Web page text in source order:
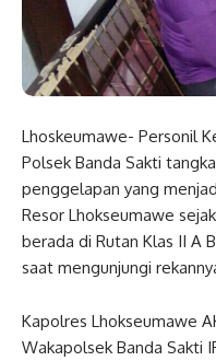
Lhoskeumawe- Personil
Polsek Banda Sakti
penggelapan yang
Resor Lhokseumawe
berada di Rutan Klas II A
saat mengunjungi
Kapolres Lhokseumawe
Wakapolsek Banda Sakti